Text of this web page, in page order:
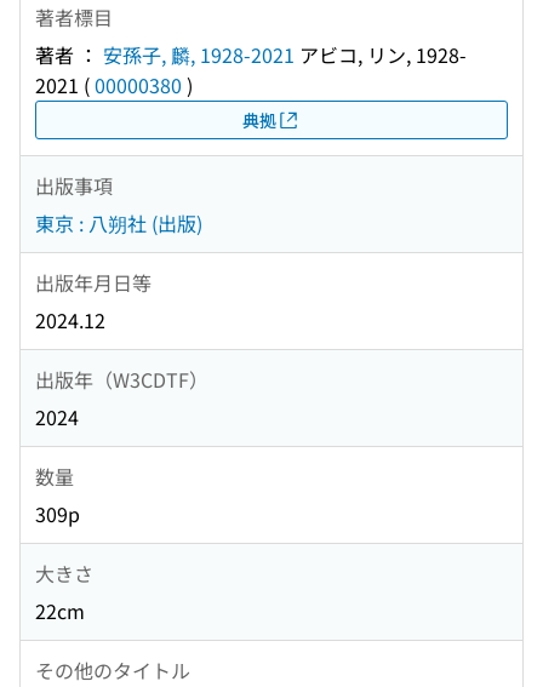
著者標目
著者 ： 安孫子, 麟, 1928-2021 アビコ, リン, 1928-
2021 (00000380 )
典拠
出版事項
東京 : 八朔社 (出版)
出版年月日等
2024.12
出版年（W3CDTF）
2024
数量
309p
大きさ
22cm
その他のタイトル